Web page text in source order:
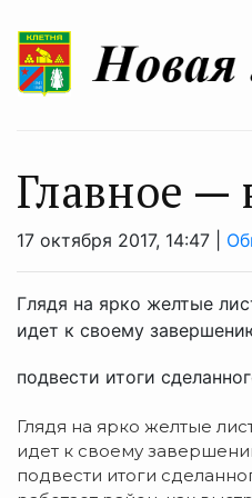
Главное —
17 октября 2017, 14:47 |
Глядя на ярко желтые
идет к своему
подвести итоги
Глядя на ярко желтые
идет к своему
подвести итоги